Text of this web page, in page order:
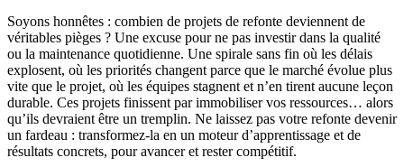
Soyons honnêtes : combien de projets de refonte deviennent de
véritables pièges ? Une excuse pour ne pas investir dans la qualité
ou la maintenance quotidienne. Une spirale sans fin où les délais
explosent, où les priorités changent parce que le marché évolue plus
vite que le projet, où les équipes stagnent et n’en tirent aucune leçon
durable. Ces projets finissent par immobiliser vos ressources… alors
qu’ils devraient être un tremplin. Ne laissez pas votre refonte devenir
un fardeau : transformez-la en un moteur d’apprentissage et de
résultats concrets, pour avancer et rester compétitif.